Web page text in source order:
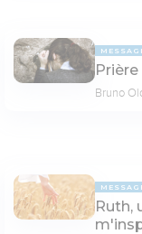
Bruno
Ruth,